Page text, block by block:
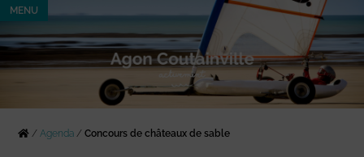
MENU
/Agenda /Concours de châteaux de sable